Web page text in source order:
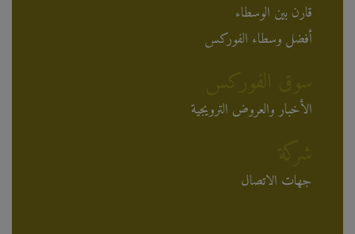
قارن بين الوسطاء
أفضل وسطاء الفوركس
الأخبار والعروض الترويجية
جهات الاتصال